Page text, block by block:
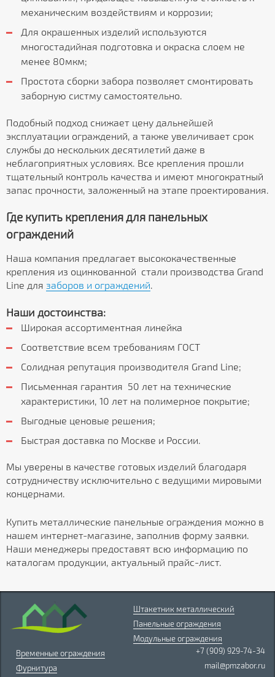
механическим воздействиям и коррозии;
Для окрашенных изделий используются
многостадийная подготовка и окраска слоем не
менее 80мкм;
Простота сборки забора позволяет смонтировать
заборную систму самостоятельно.
Подобный подход снижает цену дальнейшей
эксплуатации ограждений, а также увеличивает срок
службы до нескольких десятилетий даже в
неблагоприятных условиях. Все крепления прошли
тщательный контроль качества и имеют многократный
запас прочности, заложенный на этапе проектирования.
Где купить крепления для панельных
ограждений
Наша компания предлагает высококачественные
крепления из оцинкованной стали производства Grand
Line для заборов и ограждений.
Наши достоинства:
Широкая ассортиментная линейка
Соответствие всем требованиям ГОСТ
Солидная репутация производителя Grand Line;
Письменная гарантия 50 лет на технические
характеристики, 10 лет на полимерное покрытие;
Выгодные ценовые решения;
Быстрая доставка по Москве и России.
Мы уверены в качестве готовых изделий благодаря
сотрудничеству исключительно с ведущими мировыми
концернами.
Купить металлические панельные ограждения можно в
нашем интернет-магазине, заполнив форму заявки.
Наши менеджеры предоставят всю информацию по
каталогам продукции, актуальный прайс-лист.
Штакетник металлический
Панельные ограждения
Модульные ограждения
Временные ограждения
Фурнитура
+7 (909) 929-74-34
mail@pmzabor.ru